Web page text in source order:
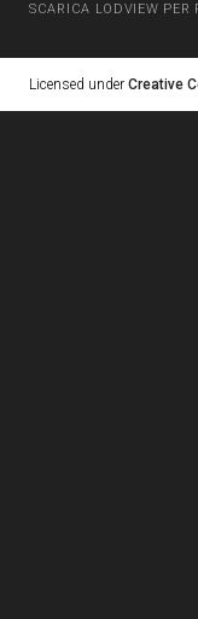
SCARICA LODVIEW PER
Licensed under Creative